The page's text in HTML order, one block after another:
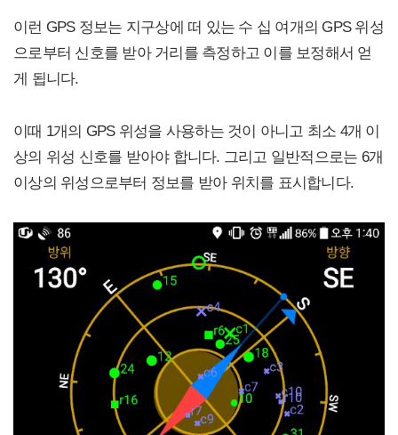
이런 GPS 정보는 지구상에 떠 있는 수 십 여개의 GPS 위성
으로부터 신호를 받아 거리를 측정하고 이를 보정해서 얻
게 됩니다.
이때 1개의 GPS 위성을 사용하는 것이 아니고 최소 4개 이
상의 위성 신호를 받아야 합니다. 그리고 일반적으로는 6개
이상의 위성으로부터 정보를 받아 위치를 표시합니다.